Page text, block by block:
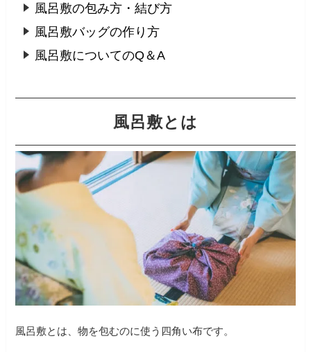
風呂敷の包み方・結び方
風呂敷バッグの作り方
風呂敷についてのQ＆A
風呂敷とは
風呂敷とは、物を包むのに使う四角い布です。